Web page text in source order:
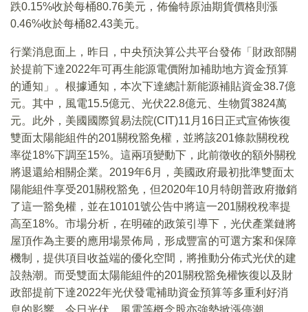
跌0.15%收於每桶80.76美元，佈倫特原油期貨價格則漲
0.46%收於每桶82.43美元。
行業消息面上，昨日，中央預決算公共平台發佈「財政部關
於提前下達2022年可再生能源電價附加補助地方資金預算
的通知」。根據通知，本次下達總計新能源補貼資金38.7億
元。其中，風電15.5億元、光伏22.8億元、生物質3824萬
元。此外，美國國際貿易法院(CIT)11月16日正式宣佈恢復
雙面太陽能組件的201關稅豁免權，並將該201條款關稅稅
率從18%下調至15%。這兩項變動下，此前徵收的額外關稅
將退還給相關企業。2019年6月，美國政府最初批準雙面太
陽能組件享受201關稅豁免，但2020年10月特朗普政府撤銷
了這一豁免權，並在10101號公告中將這一201關稅稅率提
高至18%。市場分析，在明確的政策引導下，光伏產業鏈將
屋頂作為主要的應用場景佈局，形成豐富的可選方案和保障
機制，提供項目收益端的優化空間，將推動分佈式光伏的建
設熱潮。而受雙面太陽能組件的201關稅豁免權恢復以及財
政部提前下達2022年光伏發電補助資金預算等多重利好消
息的影響，今日光伏、風電等概念股亦強勢掀漲停潮。